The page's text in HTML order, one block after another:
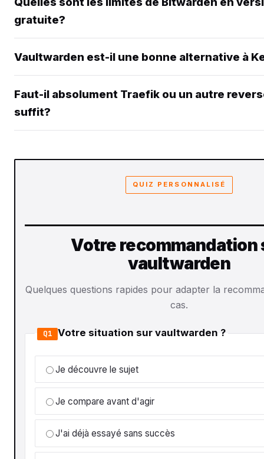
gratuite?
Vaultwarden est-il une bonne alternative à
Faut-il absolument Traefik ou un autre
suffit?
QUIZ PERSONNALISÉ
Votre recommandation
vaultwarden
Quelques questions rapides pour adapter la
cas.
Q1 Votre situation sur vaultwarden ?
Je découvre le sujet
Je compare avant d'agir
J'ai déjà essayé sans succès